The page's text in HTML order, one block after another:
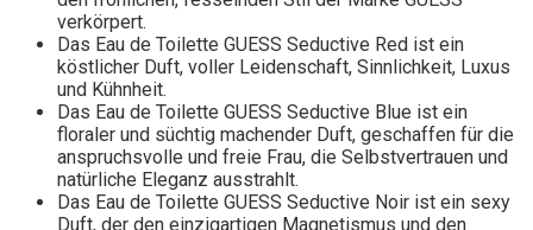
verkörpert.
Das Eau de Toilette GUESS Seductive Red ist ein
köstlicher Duft, voller Leidenschaft, Sinnlichkeit, Luxus
und Kühnheit.
Das Eau de Toilette GUESS Seductive Blue ist ein
floraler und süchtig machender Duft, geschaffen für die
anspruchsvolle und freie Frau, die Selbstvertrauen und
natürliche Eleganz ausstrahlt.
Das Eau de Toilette GUESS Seductive Noir ist ein sexy
Duft, der den einzigartigen Magnetismus und den